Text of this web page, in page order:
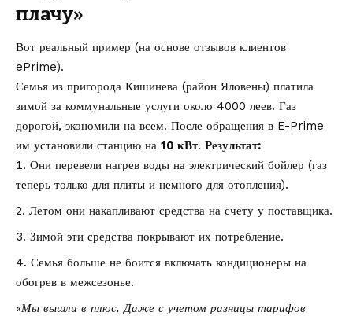
плачу»
Вот реальный пример (на основе отзывов клиентов
ePrime).
Семья из пригорода Кишинева (район Яловены) платила
зимой за коммунальные услуги около 4000 леев. Газ
дорогой, экономили на всем. После обращения в E-Prime
им установили станцию на 10 кВт. Результат:
Они перевели нагрев воды на электрический бойлер (газ
теперь только для плиты и немного для отопления).
Летом они накапливают средства на счету у поставщика.
Зимой эти средства покрывают их потребление.
Семья больше не боится включать кондиционеры на
обогрев в межсезонье.
«Мы вышли в плюс. Даже с учетом разницы тарифов